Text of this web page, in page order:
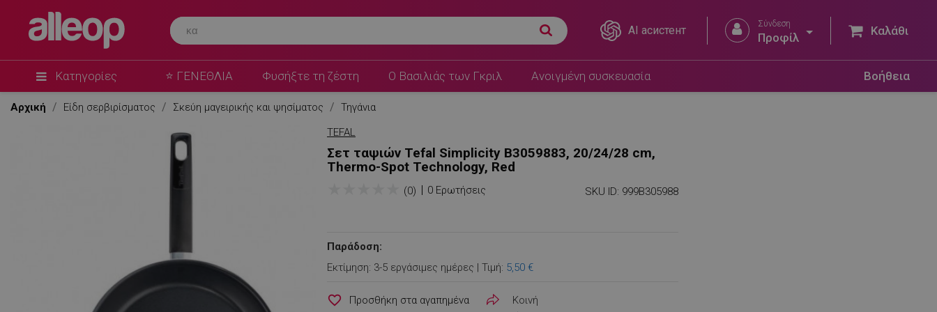
AI асистент  Σύνδεση
Προφίλ  Καλάθι
Κατηγορίες ⭐ ΓΕΝΕΘΛΙΑ Φυσήξτε τη ζέστη Ο Βασιλιάς των Γκριλ Ανοιγμένη συσκευασία Βοήθεια
Αρχική Είδη σερβιρίσματος Σκεύη μαγειρικής και ψησίματος
Τηγάνια
TEFAL
Σετ ταψιών Tefal Simplicity B3059883, 20/24/28 cm,
Thermo-Spot Technology, Red
SKU ID: 999B305988
(0) 0 Ερωτήσεις
Παράδοση:
Εκτίμηση: 3-5 εργάσιμες ημέρες | Τιμή: 5,50 €
favorite_border
Κοινή